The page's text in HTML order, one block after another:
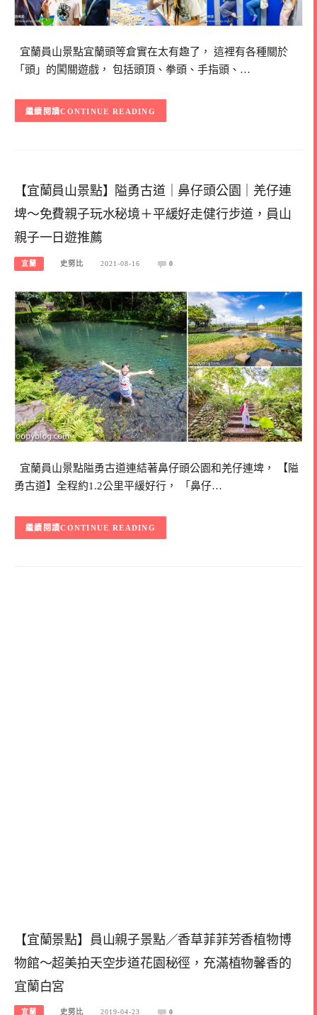
宜蘭員山景點宜蘭頭等倉實在太有趣了， 這裡有各種關於
「頭」的闖關遊戲， 包括頭頂、拳頭、手指頭、…
CONTINUE READING
【宜蘭員山景點】隘勇古道｜鼻仔頭公園｜羌仔連
埤～免費親子玩水秘境＋平緩好走健行步道，員山
親子一日遊推薦
宜蘭 史努比 2021-08-16 0
宜蘭員山景點隘勇古道連結著鼻仔頭公園和羌仔連埤， 【隘
勇古道】全程約1.2公里平緩好行， 「鼻仔…
CONTINUE READING
【宜蘭景點】員山親子景點／香草菲菲芳香植物博
物館～超美拍天空步道花園秘徑，充滿植物馨香的
宜蘭白宮
宜蘭 史努比 2019-04-23 0